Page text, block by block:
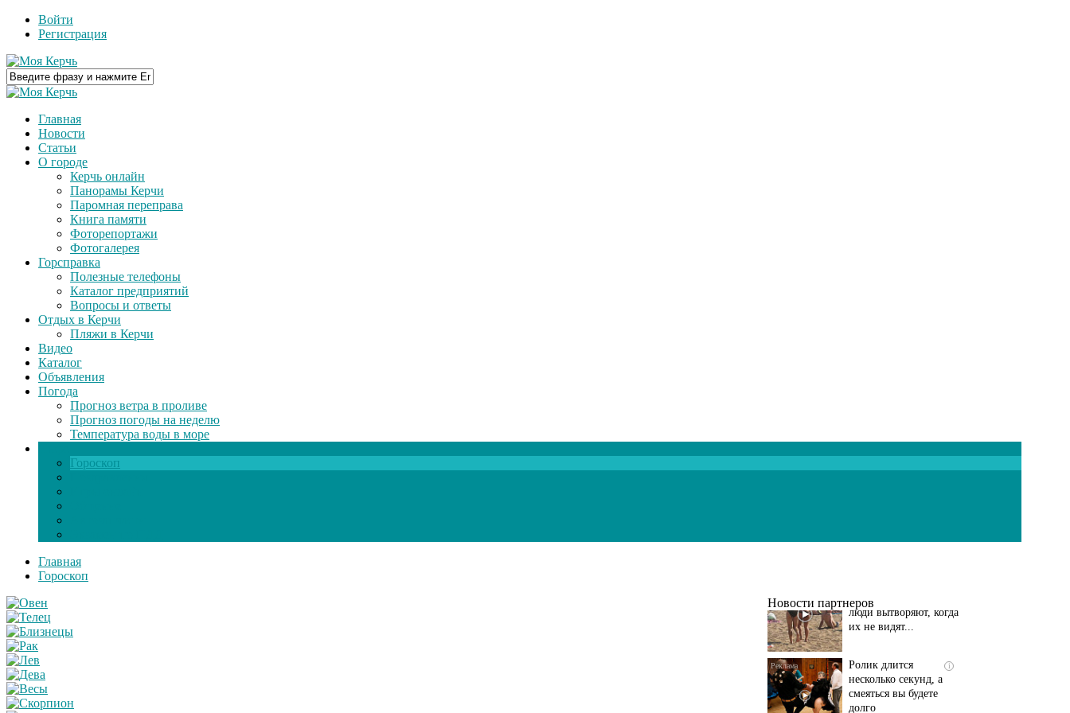
Войти
Регистрация
Главная
Новости
Статьи
О городе
Керчь онлайн
Панорамы Керчи
Паромная переправа
Книга памяти
Фоторепортажи
Фотогалерея
Горсправка
Полезные телефоны
Каталог предприятий
Вопросы и ответы
Отдых в Керчи
Пляжи в Керчи
Видео
Каталог
Объявления
Погода
Прогноз ветра в проливе
Прогноз погоды на неделю
Температура воды в море
Гороскоп
Главная
Гороскоп
Новости партнеров
i
Ролик длится
несколько секунд, а
долго
Королева вагона